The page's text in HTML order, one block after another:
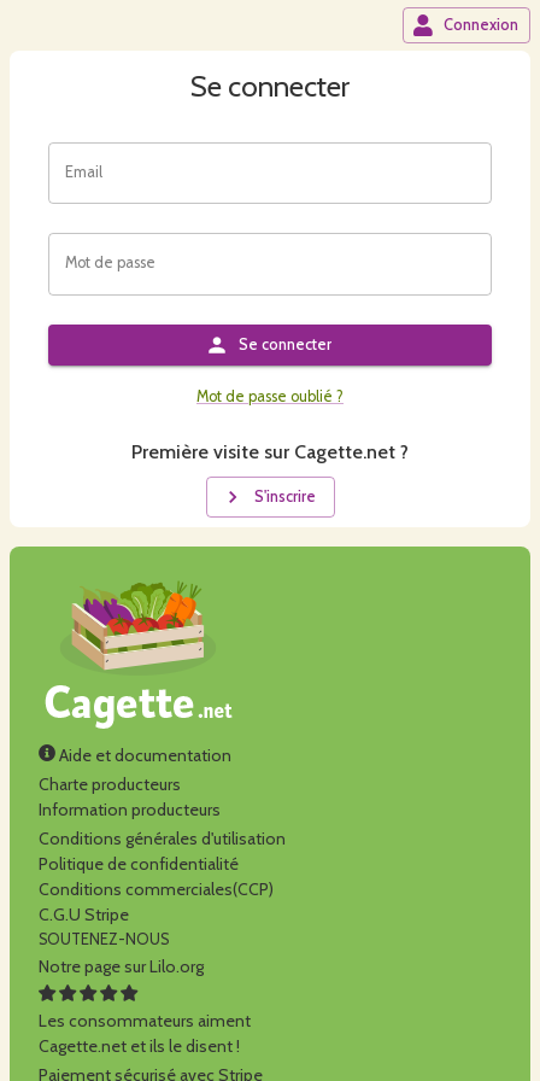
Connexion
Se connecter
Email
Mot de passe
Se connecter
Mot de passe oublié ?
Première visite sur Cagette.net ?
S'inscrire
Aide et documentation
Charte producteurs
Information producteurs
Conditions générales d'utilisation
Politique de confidentialité
Conditions commerciales(CCP)
C.G.U Stripe
SOUTENEZ-NOUS
Notre page sur Lilo.org
Les consommateurs aiment
Cagette.net et ils le disent !
Paiement sécurisé avec Stripe